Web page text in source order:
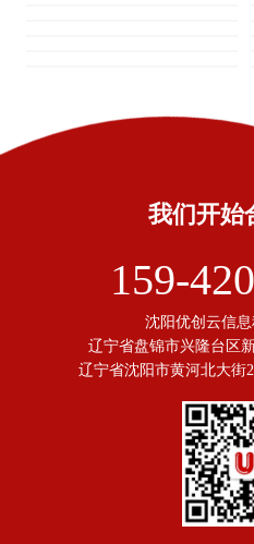
我们开始
159-
沈阳优创云信
辽宁省盘锦市兴隆台区
辽宁省沈阳市黄河北大街